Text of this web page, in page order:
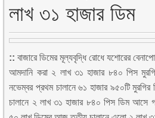
লাখ ৩১ হাজার ডিম
:: বাজারে ডিমের মূল্যবৃদ্ধি রোধে যশোরের
আমদানি করা ২ লাখ ৩১ হাজার ৮৪০ পিস
নভেম্বর প্রথম চালানে ৬১ হাজার ৯৫০টি
চালানে ২ লাখ ৩১ হাজার ৮৪০ পিস ডিম আসে